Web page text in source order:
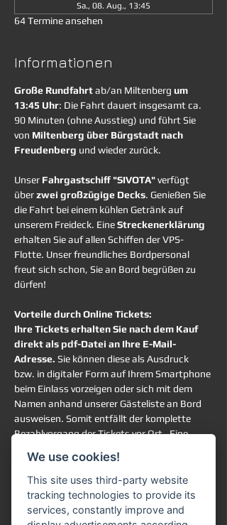
Sa., 08. Aug., 13:45
64 Termine ansehen
Informationen
Große Rundfahrt ab/an Miltenberg um
13:45 Uhr: Die Fahrt dauert insgesamt ca.
90 Minuten (ohne Ausstieg) und führt Sie
von Miltenberg über Bürgstadt nach
Freudenberg und wieder zurück.
Unser Fahrgastschiff "SIVOTA" verfügt
über zwei großzügige Decks. Genießen Sie
die Fahrt bei einem kühlen Getränk auf
unserem Freideck. Eine Streckenerklärung
erhalten Sie auf allen Schiffen der VPS-
Flotte. Unser freundliches Bordpersonal
freut sich schon, Sie an Bord begrüßen zu
dürfen!
Vorteile durch Online Tickets:
Ihre Tickets erhalten Sie nach dem Kauf
direkt als pdf-Datei an Ihre E-Mail-
Adresse. Sie können diese als Ausdruck
bzw. in digitaler Form auf Ihrem Smartphone
beim Einlass vorzeigen oder sich mit dem
Namen anhand unserer Gästeliste an Bord
ausweisen. Somit entfällt der komplette
Bezahlvorgang der Tickets vor Ort.  Eine
Teilnahme an der ausgewählten Schifffahrt.
Sie haben trotzdem vollkommen freie
Platzwahl an Bord.
We use cookies!
This site uses third-party website
tracking technologies to provide its
services, constantly improve and